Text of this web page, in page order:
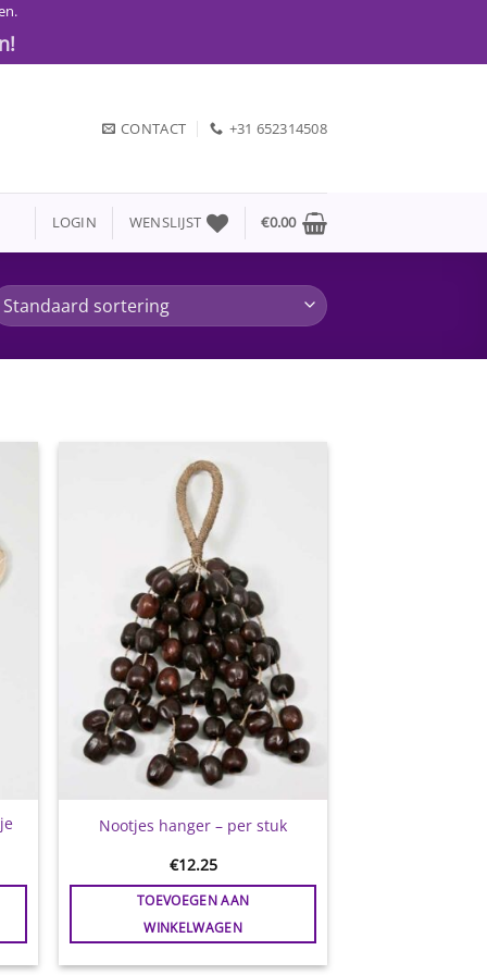
CONTACT +31 652314508
LOGIN WENSLIJST €0.00
Nootjes hanger – per stuk
€12.25
TOEVOEGEN AAN
WINKELWAGEN